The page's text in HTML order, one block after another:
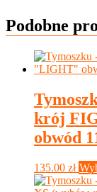
Podobne
krój
obwód
135.00 zł